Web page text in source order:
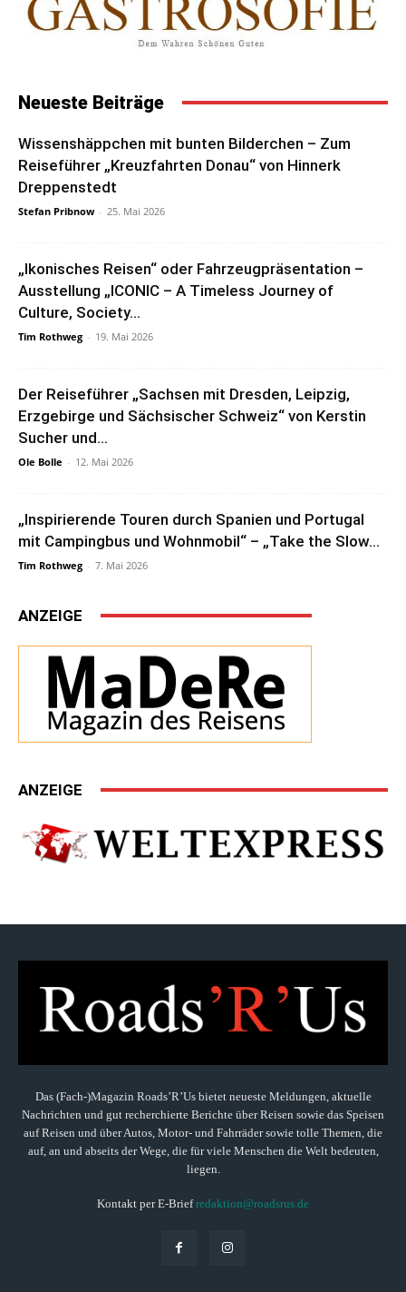
Neueste Beiträge
Wissenshäppchen mit bunten Bilderchen – Zum
Reiseführer „Kreuzfahrten Donau“ von Hinnerk
Dreppenstedt
Stefan Pribnow - 25. Mai 2026
„Ikonisches Reisen“ oder Fahrzeugpräsentation –
Ausstellung „ICONIC – A Timeless Journey of
Culture, Society...
Tim Rothweg - 19. Mai 2026
Der Reiseführer „Sachsen mit Dresden, Leipzig,
Erzgebirge und Sächsischer Schweiz“ von Kerstin
Sucher und...
Ole Bolle - 12. Mai 2026
„Inspirierende Touren durch Spanien und Portugal
mit Campingbus und Wohnmobil“ – „Take the Slow...
Tim Rothweg - 7. Mai 2026
ANZEIGE
ANZEIGE
Das (Fach-)Magazin Roads’R’Us bietet neueste Meldungen, aktuelle
Nachrichten und gut recherchierte Berichte über Reisen sowie das Speisen
auf Reisen und über Autos, Motor- und Fahrräder sowie tolle Themen, die
auf, an und abseits der Wege, die für viele Menschen die Welt bedeuten,
liegen.
Kontakt per E-Briefredaktion@roadsrus.de